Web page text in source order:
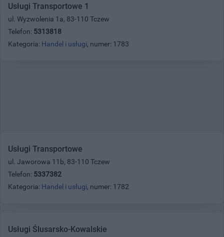
Usługi Transportowe 1
ul. Wyzwolenia 1a, 83-110 Tczew
Telefon: 5313818
Kategoria: Handel i usługi, numer: 1783
Usługi Transportowe
ul. Jaworowa 11b, 83-110 Tczew
Telefon: 5337382
Kategoria: Handel i usługi, numer: 1782
Usługi Ślusarsko-Kowalskie